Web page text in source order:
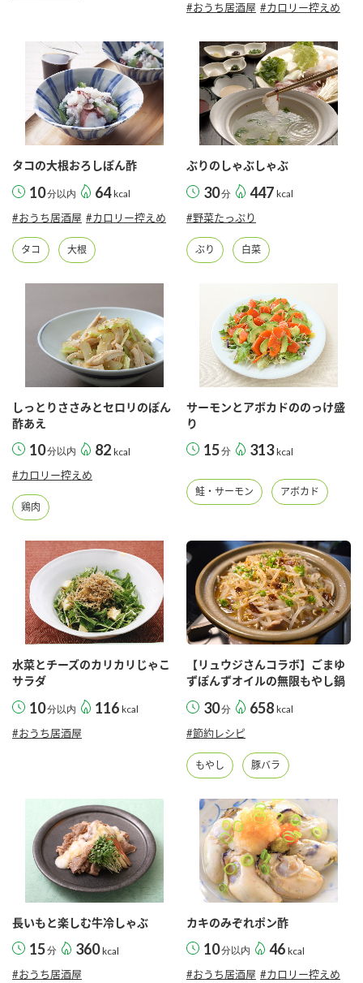
#おうち居酒屋 #カロリー控えめ
タコの大根おろしぽん酢
10分以内 64 kcal
#おうち居酒屋 #カロリー控えめ
タコ 大根
ぶりのしゃぶしゃぶ
30分 447 kcal
#野菜たっぷり
ぶり 白菜
しっとりささみとセロリのぽん
酢あえ
10分以内 82 kcal
#カロリー控えめ
鶏肉
サーモンとアボカドののっけ盛
り
15分 313 kcal
鮭・サーモン アボカド
水菜とチーズのカリカリじゃこ
サラダ
10分以内 116 kcal
#おうち居酒屋
【リュウジさんコラボ】ごまゆ
ずぽんずオイルの無限もやし鍋
30分 658 kcal
#節約レシピ
もやし 豚バラ
長いもと楽しむ牛冷しゃぶ
15分 360 kcal
#おうち居酒屋
カキのみぞれポン酢
10分以内 46 kcal
#おうち居酒屋 #カロリー控えめ